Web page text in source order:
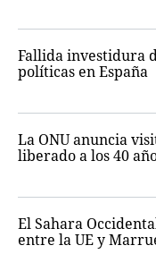
Fallida investidura
políticas en España
La ONU anuncia
liberado a los 40
El Sahara
entre la UE y